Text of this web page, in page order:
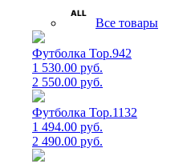
Все товары
Футболка Top.942
1 530.00 руб.
2 550.00 руб.
Футболка Top.1132
1 494.00 руб.
2 490.00 руб.